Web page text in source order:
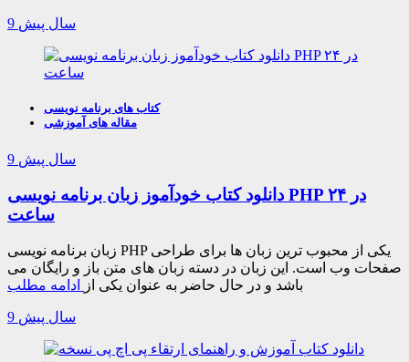
9 سال پیش
کتاب های برنامه نویسی
مقاله های آموزشی
9 سال پیش
دانلود کتاب خودآموز زبان برنامه نویسی PHP در ۲۴
ساعت
زبان برنامه نویسی PHP یکی از محبوب ترین زبان ها برای طراحی
صفحات وب است. این زبان در دسته زبان های متن باز و رایگان می
باشد و در حال حاضر به عنوان یکی از
ادامه مطلب
9 سال پیش